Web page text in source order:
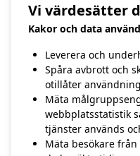
Tack för denna
/Hasse
Vi värdesätter
Kakor och data
Leverera och
Spåra avbrott och
otillåter användning
Mäta
webbplatsstatistik
tjänster används
Mäta besökare